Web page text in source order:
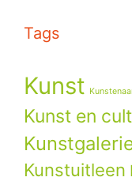
Tags
Kunst
Kunst en
Kunstuitleen